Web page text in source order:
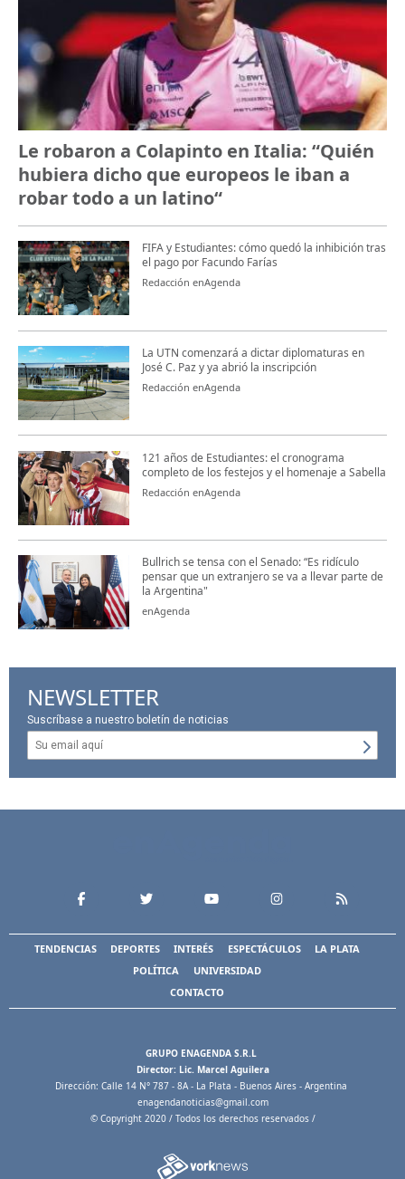
Le robaron a Colapinto en Italia: “Quién
hubiera dicho que europeos le iban a
robar todo a un latino“
FIFA y Estudiantes: cómo quedó la inhibición tras
el pago por Facundo Farías
Redacción enAgenda
La UTN comenzará a dictar diplomaturas en
José C. Paz y ya abrió la inscripción
Redacción enAgenda
121 años de Estudiantes: el cronograma
completo de los festejos y el homenaje a Sabella
Redacción enAgenda
Bullrich se tensa con el Senado: “Es ridículo
pensar que un extranjero se va a llevar parte de
la Argentina"
enAgenda
NEWSLETTER
Suscríbase a nuestro boletín de noticias
TENDENCIAS DEPORTES INTERÉS ESPECTÁCULOS
LA PLATA
POLÍTICA
UNIVERSIDAD
CONTACTO
GRUPO ENAGENDA S.R.L
Director: Lic. Marcel Aguilera
Dirección: Calle 14 N° 787 - 8A - La Plata - Buenos Aires - Argentina
enagendanoticias@gmail.com
© Copyright 2020 / Todos los derechos reservados /